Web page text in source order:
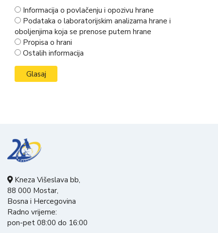
Informacija o povlačenju i opozivu hrane
Podataka o laboratorijskim analizama hrane i
oboljenjima koja se prenose putem hrane
Propisa o hrani
Ostalih informacija
Kneza Višeslava bb,
88 000 Mostar,
Bosna i Hercegovina
Radno vrijeme:
pon-pet 08:00 do 16:00